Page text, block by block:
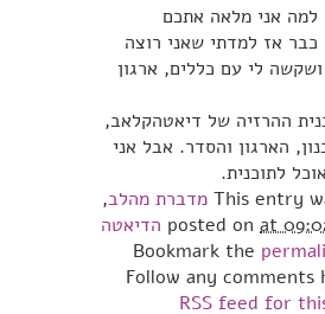
אני מלאה אתכם
כבר אז למדתי שאני רוצה
לי עם כללים, ארגון
ההרזיה של דיאטהקלאב,
הארגון והסדר. אבל אני
לתוכנית.
This entry מדברת מהלב,
posted on at
הדיאטה
Follow any
RSS feed for